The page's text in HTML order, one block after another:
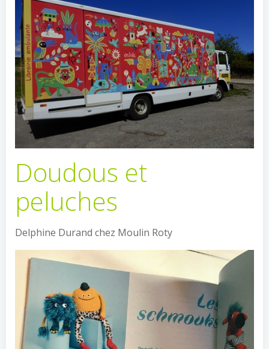
Doudous et
peluches
Delphine Durand chez Moulin Roty